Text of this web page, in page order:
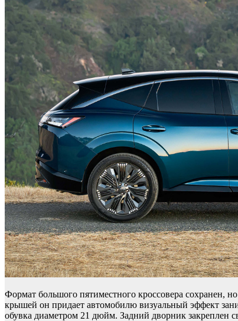
Формат большого пятиместного кроссовера сохранен,
крышей он придает автомобилю визуальный эффект
обувка диаметром 21 дюйм. Задний дворник закреплен